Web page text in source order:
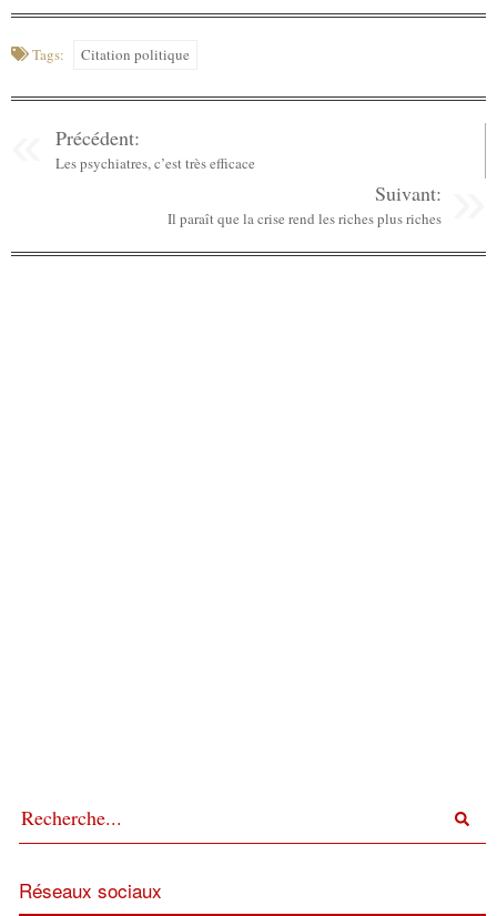
Tags: Citation politique
Précédent:
Les psychiatres, c’est très efficace
Suivant:
Il paraît que la crise rend les riches plus riches
Réseaux sociaux